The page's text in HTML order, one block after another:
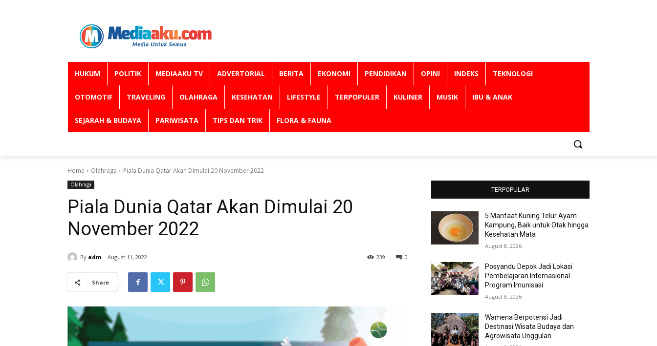
HUKUM POLITIK MEDIAAKU TV ADVERTORIAL BERITA EKONOMI PENDIDIKAN OPINI INDEKS TEKNOLOGI
OTOMOTIF TRAVELING OLAHRAGA KESEHATAN LIFESTYLE TERPOPULER KULINER MUSIK IBU & ANAK
SEJARAH & BUDAYA PARIWISATA TIPS DAN TRIK FLORA & FAUNA
Home Olahraga Piala Dunia Qatar Akan Dimulai 20 November 2022
Olahraga
Piala Dunia Qatar Akan Dimulai 20
November 2022
By adm August 11, 2022 0
239
Share
TERPOPULAR
5 Manfaat Kuning Telur Ayam
Kampung, Baik untuk Otak hingga
Kesehatan Mata
August 8, 2026
Posyandu Depok Jadi Lokasi
Pembelajaran Internasional
Program Imunisasi
August 8, 2026
Wamena Berpotensi Jadi
Destinasi Wisata Budaya dan
Agrowisata Unggulan